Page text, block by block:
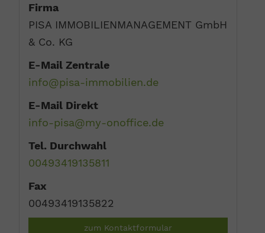
Firma
PISA IMMOBILIENMANAGEMENT GmbH
& Co. KG
E-Mail Zentrale
info@pisa-immobilien.de
E-Mail Direkt
info-pisa@my-onoffice.de
Tel. Durchwahl
00493419135811
Fax
00493419135822
zum Kontaktformular